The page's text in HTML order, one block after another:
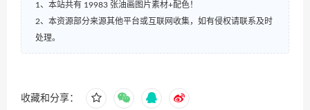
1、本站共有 19983 张油画图片素材+配色！
2、本资源部分来源其他平台或互联网收集，如有侵权请联系及时
处理。
收藏和分享：